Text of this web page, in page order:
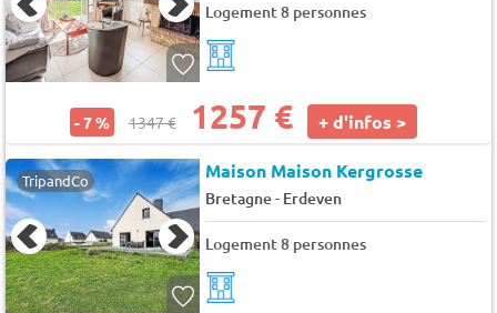
Logement 8 personnes
- 7 % 1347 € 1257 € + d'infos >
TripandCo Maison Maison Kergrosse
Bretagne- Erdeven
Logement 8 personnes